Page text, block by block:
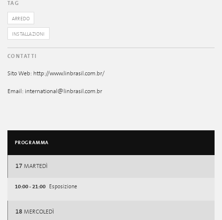
TAG
ARREDO
INSTALLAZIONI
CONTATTI
Sito Web: http://www.linbrasil.com.br/
Email: international@linbrasil.com.br
PROGRAMMA
17 MARTEDÌ
10:00 - 21:00 Esposizione
18 MERCOLEDÌ